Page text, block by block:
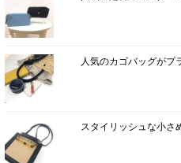
人気のカゴバッグがプ
スタイリッシュな小さ